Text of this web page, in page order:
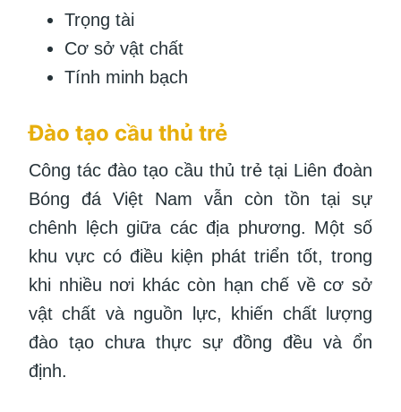
Trọng tài
Cơ sở vật chất
Tính minh bạch
Đào tạo cầu thủ trẻ
Công tác đào tạo cầu thủ trẻ tại Liên đoàn
Bóng đá Việt Nam vẫn còn tồn tại sự
chênh lệch giữa các địa phương. Một số
khu vực có điều kiện phát triển tốt, trong
khi nhiều nơi khác còn hạn chế về cơ sở
vật chất và nguồn lực, khiến chất lượng
đào tạo chưa thực sự đồng đều và ổn
định.